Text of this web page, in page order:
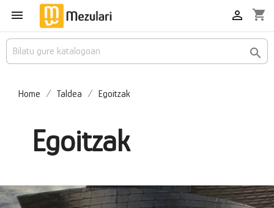
 shopping_cart


Home Taldea Egoitzak
Egoitzak